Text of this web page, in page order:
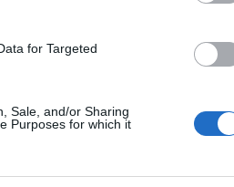
for Targeted
Sale, and/or Sharing
Purposes for which it